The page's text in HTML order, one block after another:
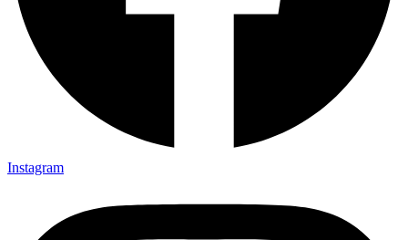
Instagram